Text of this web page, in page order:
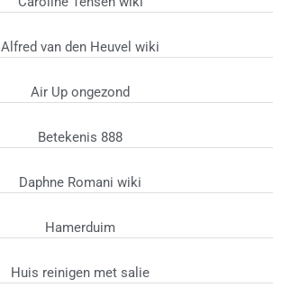
Alfred van den Heuvel wiki
Air Up ongezond
Betekenis 888
Daphne Romani wiki
Hamerduim
Huis reinigen met salie